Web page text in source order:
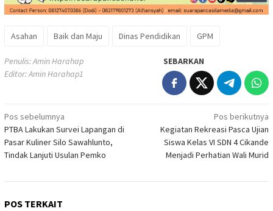
Asahan Baik dan Maju Dinas Pendidikan GPM
Penulis: Amin Harahap
Editor: Amin Harahap1
SEBARKAN
Navigasi
pos
Pos sebelumnya
PTBA Lakukan Survei Lapangan di
Pasar Kuliner Silo Sawahlunto,
Tindak Lanjuti Usulan Pemko
Pos berikutnya
Kegiatan Rekreasi Pasca Ujian
Siswa Kelas VI SDN 4 Cikande
Menjadi Perhatian Wali Murid
POS TERKAIT